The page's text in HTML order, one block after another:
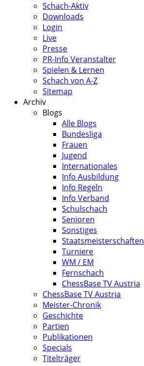
Schach-Aktiv
Downloads
Login
Live
Presse
PR-Info Veranstalter
Spielen & Lernen
Schach von A-Z
Sitemap
Archiv
Blogs
Alle Blogs
Bundesliga
Frauen
Jugend
Internationales
Info Ausbildung
Info Regeln
Info Verband
Schulschach
Senioren
Sonstiges
Staatsmeisterschaften
Turniere
WM / EM
Fernschach
ChessBase TV Austria
ChessBase TV Austria
Meister-Chronik
Geschichte
Partien
Publikationen
Specials
Titelträger